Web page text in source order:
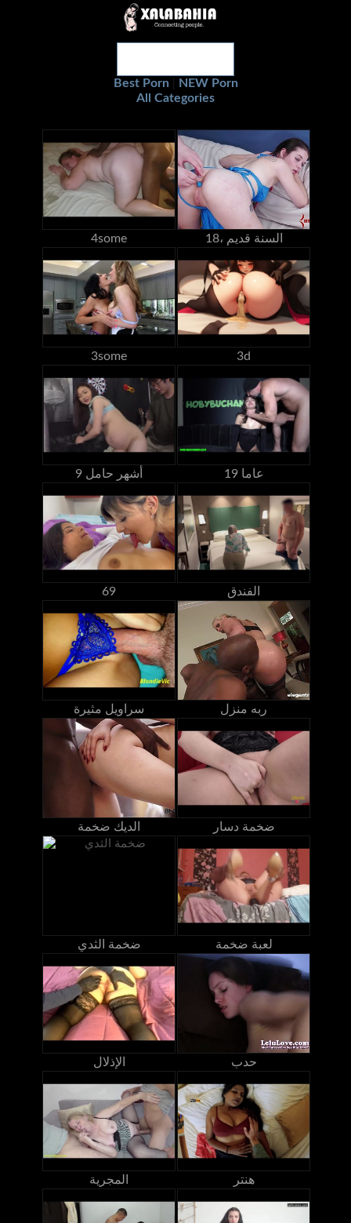
Best Porn
NEW Porn
All Categories
4some 18، السنة قديم
3some 3d
9 أشهر حامل 19 عاما
69 الفندق
سراويل مثيرة ربه منزل
الديك ضخمة ضخمة دسار
ضخمة الثدي لعبة ضخمة
الإذلال حدب
المجرية هنتر